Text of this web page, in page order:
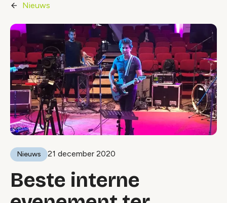
Nieuws
Nieuws 21 december 2020
Beste interne